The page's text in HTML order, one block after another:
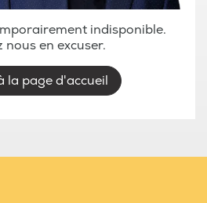
indisponible.
nous en excuser.
la page d'accueil